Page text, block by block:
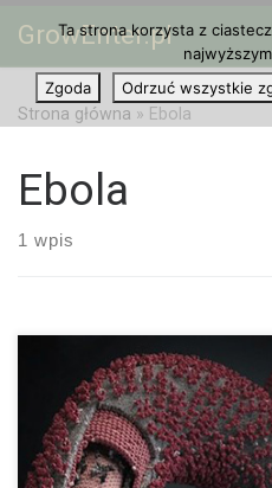
Przejdź do treści
GrowEnter.pl
Strona główna » Ebola
Ebola
1 wpis
Nie od dziś wiadomo, że
marihuany, a w szczególności
Ta strona korzysta z
Zgoda
Odrzuć wszystkie